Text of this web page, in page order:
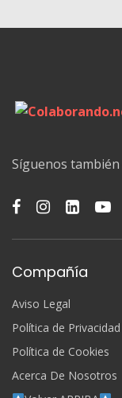
Síguenos
Compañía
Aviso Legal
Política de Privacidad
Política de Cookies
Acerca De Nosotros